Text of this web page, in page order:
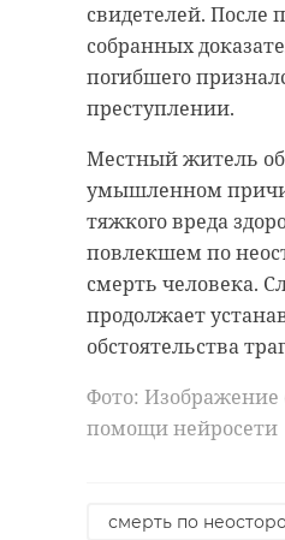
свидетелей. После
собранных
погибшего
преступлении.
Местный житель
умышленном
тяжкого вреда
повлекшем по
смерть человека.
продолжает
обстоятельства
Фото: Изображение
помощи нейросети
смерть по